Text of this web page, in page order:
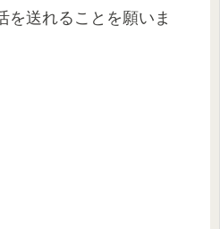
を送れることを願いま